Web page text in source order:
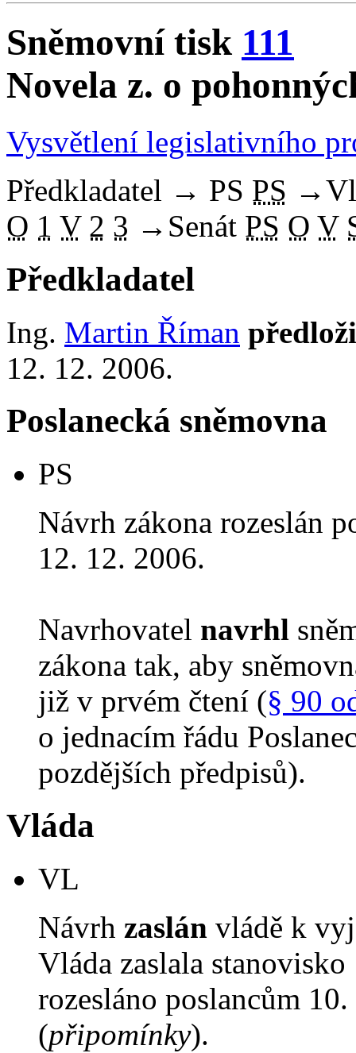
Sněmovní tisk 111
Novela z. o
Vysvětlení legislativního
Předkladatel → PS PS →
O 1 V 2 3 → Senát PS O V
Předkladatel
Ing. Martin Říman
12. 12. 2006.
Poslanecká sněmovna
PS
Návrh zákona rozeslán
12. 12. 2006.
Navrhovatel navrhl
zákona tak, aby
již v prvém čtení (§ 90
o jednacím řádu
pozdějších předpisů).
Vláda
VL
Návrh zaslán vládě k
Vláda zaslala
rozesláno poslancům
(připomínky).